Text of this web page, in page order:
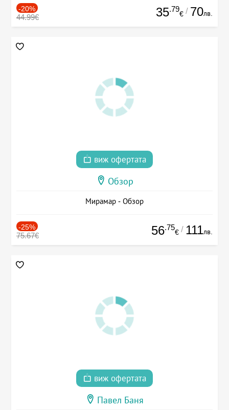
-20%
44.99€ 35.79
€ / 70лв.
виж офертата
Обзор
Мирамар - Обзор
-25%
75.67€ 56.75
€ / 111лв.
виж офертата
Павел Баня